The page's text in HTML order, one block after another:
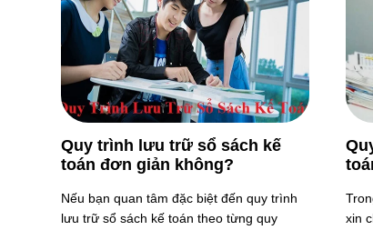
Quy trình lưu trữ sổ sách kế
toán đơn giản không?
Nếu bạn quan tâm đặc biệt đến quy trình
lưu trữ sổ sách kế toán theo từng quy
xin